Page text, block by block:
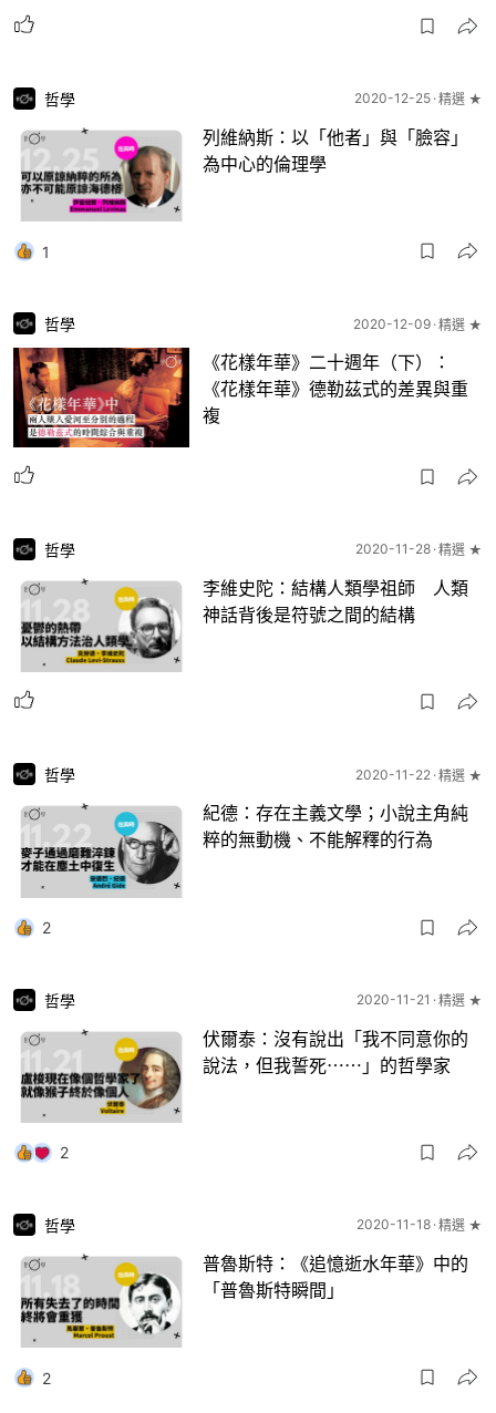
哲學 2020-12-25 精選 ★
列維納斯：以「他者」與「臉容」
為中心的倫理學
1
哲學 2020-12-09 精選 ★
《花樣年華》二十週年（下）：
《花樣年華》德勒茲式的差異與重
複
哲學 2020-11-28 精選 ★
李維史陀：結構人類學祖師 人類
神話背後是符號之間的結構
哲學 2020-11-22 精選 ★
紀德：存在主義文學；小說主角純
粹的無動機、不能解釋的行為
2
哲學 2020-11-21 精選 ★
伏爾泰：沒有說出「我不同意你的
說法，但我誓死⋯⋯」的哲學家
2
哲學 2020-11-18 精選 ★
普魯斯特：《追憶逝水年華》中的
「普魯斯特瞬間」
2